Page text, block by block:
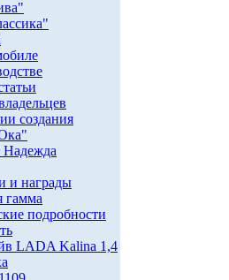
создания
и награды
гамма
подробности
LADA Kalina 1,4